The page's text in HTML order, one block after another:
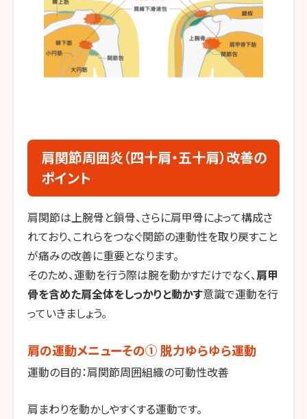
肩関節周囲炎（四十肩・五十肩）改善の
ポイント
肩関節は上腕骨と鎖骨、さらに肩甲骨によって構成さ
れており、これらをつなぐ関節の連動性を取り戻すこと
が痛みの改善に重要となります。
そのため、運動を行う際は腕を動かすだけでなく、肩甲
骨を含めた肩全体をしっかりと動かす意識で運動を行
っていきましょう。
肩の運動メニューその① 脱力ゆらゆら運動
運動の目的：肩関節周囲組織の可動性改善
肩まわりを動かしやすくする運動です。